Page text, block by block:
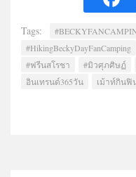
Tags:
#HikingBeckyDayFanCamping
#ฟรีนสโรชา
#มิวศุภศิษฏ์
อินเทรนด์365วัน
เม้าท์กินฟิ